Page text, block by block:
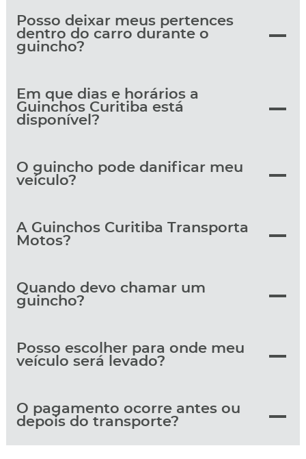
Posso deixar meus pertences
dentro do carro durante o
guincho?
Em que dias e horários a
Guinchos Curitiba está
disponível?
O guincho pode danificar meu
veículo?
A Guinchos Curitiba Transporta
Motos?
Quando devo chamar um
guincho?
Posso escolher para onde meu
veículo será levado?
O pagamento ocorre antes ou
depois do transporte?